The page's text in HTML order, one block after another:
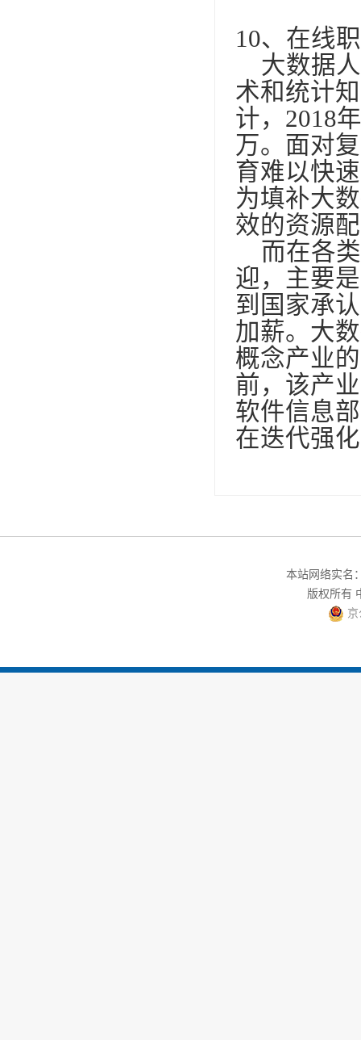
10、在线
大数据人
术和统计
计， 2018
万。面对
育难以快
为填补大
效的资源
而在各类
迎，主要
到国家承
加薪。大
概念产业
前，该产
软件信息
在迭代强
本站网络实名
版权所有
京